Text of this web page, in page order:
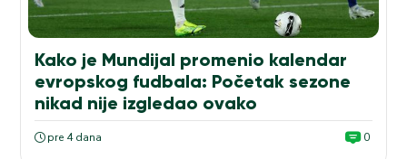
Kako je Mundijal promenio kalendar
evropskog fudbala: Početak sezone
nikad nije izgledao ovako
pre 4 dana 0